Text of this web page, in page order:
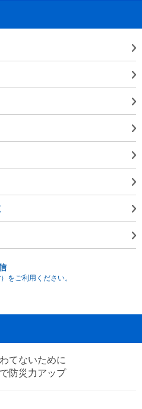
をご利用ください。
てないために
防災力アップ